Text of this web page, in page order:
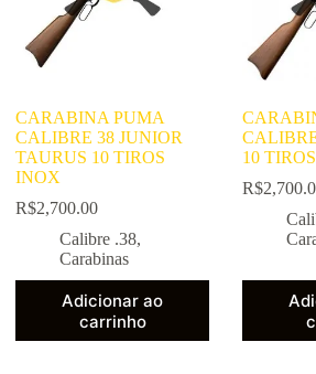
CARABINA PUMA
CALIBRE 38 JUNIOR
TAURUS 10 TIROS
INOX
R$2,700.00
Calibre .38,
Carabinas
Adicionar ao
carrinho
10 TIROS
R$